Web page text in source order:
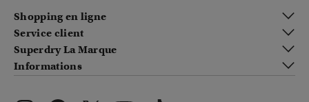
Shopping en ligne
Service client
Superdry La Marque
Informations